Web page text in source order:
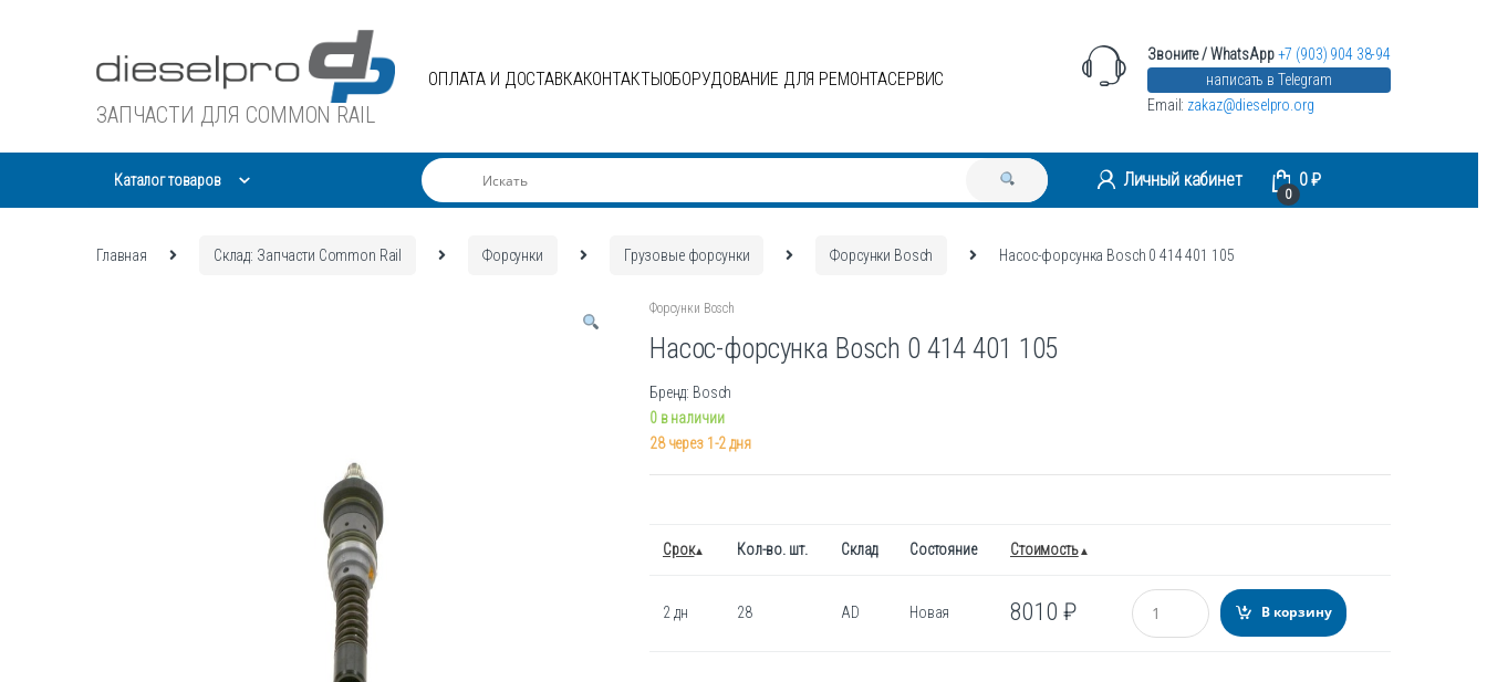
ЗАПЧАСТИ ДЛЯ COMMON RAIL
ОПЛАТА И ДОСТАВКАКОНТАКТЫ ОБОРУДОВАНИЕ ДЛЯ РЕМОНТАСЕРВИС
Звоните / WhatsApp+7 (903) 904 38-94
написать в Telegram
Email: zakaz@dieselpro.org
Каталог товаров Личный кабинет
0
0₽
Главная Склад: Запчасти Common Rail Форсунки Грузовые форсунки Форсунки Bosch Насос-форсунка Bosch 0 414 401 105
Форсунки Bosch
Насос-форсунка Bosch 0 414 401 105
Бренд: Bosch
0 в наличии
28 через 1-2 дня
Срок Кол-во. шт. Склад Состояние Стоимость
2 дн 28 AD Новая 8010₽ Количество
В корзину